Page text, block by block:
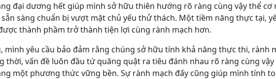
đại dương hết giúp mình sở hữu thiên hướng rõ ràng cùng vậy thể cơ
sàng chuẩn bị vượt mặt chủ yếu thử thách. Một tiềm năng thực tại,
thành phầm trở thành tiện lợi cùng rành mạch hơn.
mình yêu cầu bảo đảm rằng chúng sở hữu tính khả năng thực thi, rành
thời, vấn đề luôn đầu tứ quăng quật ra tiêu đánh nhau rõ ràng cùng
một phương thức vững bền. Sự rành mạch đấy cũng giúp mình tính